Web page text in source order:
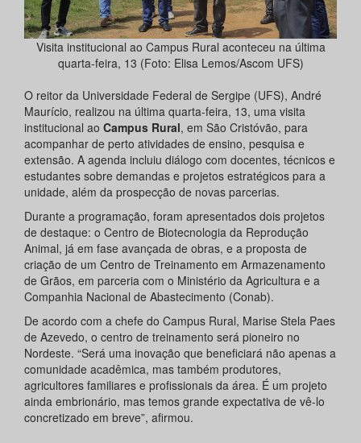
Visita institucional ao Campus Rural aconteceu na última
quarta-feira, 13 (Foto: Elisa Lemos/Ascom UFS)
O reitor da Universidade Federal de Sergipe (UFS), André
Maurício, realizou na última quarta-feira, 13, uma visita
institucional ao Campus Rural, em São Cristóvão, para
acompanhar de perto atividades de ensino, pesquisa e
extensão. A agenda incluiu diálogo com docentes, técnicos e
estudantes sobre demandas e projetos estratégicos para a
unidade, além da prospecção de novas parcerias.
Durante a programação, foram apresentados dois projetos
de destaque: o Centro de Biotecnologia da Reprodução
Animal, já em fase avançada de obras, e a proposta de
criação de um Centro de Treinamento em Armazenamento
de Grãos, em parceria com o Ministério da Agricultura e a
Companhia Nacional de Abastecimento (Conab).
De acordo com a chefe do Campus Rural, Marise Stela Paes
de Azevedo, o centro de treinamento será pioneiro no
Nordeste. “Será uma inovação que beneficiará não apenas a
comunidade acadêmica, mas também produtores,
agricultores familiares e profissionais da área. É um projeto
ainda embrionário, mas temos grande expectativa de vê-lo
concretizado em breve”, afirmou.